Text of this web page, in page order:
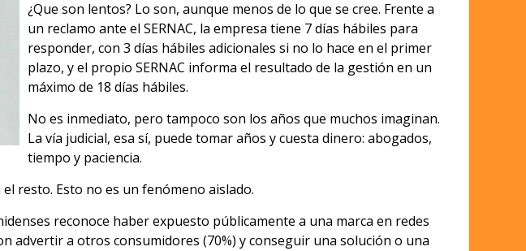
¿Que son lentos? Lo son, aunque menos de lo que se cree. Frente a
un reclamo ante el SERNAC, la empresa tiene 7 días hábiles para
responder, con 3 días hábiles adicionales si no lo hace en el primer
plazo, y el propio SERNAC informa el resultado de la gestión en un
máximo de 18 días hábiles.
No es inmediato, pero tampoco son los años que muchos imaginan.
La vía judicial, esa sí, puede tomar años y cuesta dinero: abogados,
tiempo y paciencia.
resto. Esto no es un fenómeno aislado.
reconoce haber expuesto públicamente a una marca en redes
advertir a otros consumidores (70%) y conseguir una solución o una